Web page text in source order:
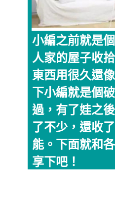
小編之前就是
人家的屋子收
東西用很久還
下小編就是個
過，有了娃之
了不少，還收
能。下面就和
享下吧！